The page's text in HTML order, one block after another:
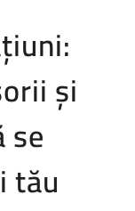
și
se
tău